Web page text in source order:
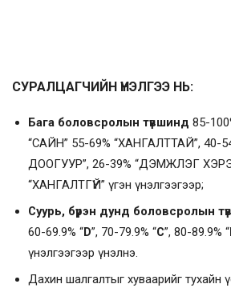
СУРАЛЦАГЧИЙН ҮНЭЛГЭЭ НЬ:
Бага боловсролын түвшинд 85-
“САЙН” 55-69% “ХАНГАЛТТАЙ”,
ДООГУУР”, 26-39% “ДЭМЖЛЭГ
“ХАНГАЛТГҮЙ” үгэн үнэлгээгээр;
Суурь, бүрэн дунд боловсролын
60-69.9% “D”, 70-79.9% “C”, 80-89.9% “
үнэлгээгээр үнэлнэ.
Дахин шалгалтыг хуваарийг тухайн